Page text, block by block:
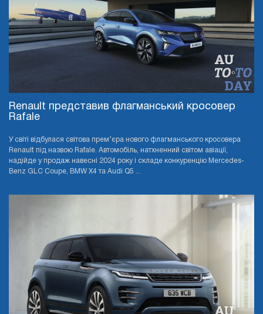
Renault представив флагманський кросовер
Rafale
У світі відбулася світова прем’єра нового флагманського кросовера
Renault під назвою Rafale. Автомобіль, натхненний світом авіації,
надійде у продаж навесні 2024 року і складе конкуренцію Mercedes-
Benz GLC Coupe, BMW X4 та Audi Q5 ...